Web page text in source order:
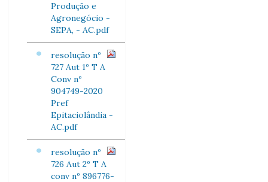
Produção e
Agronegócio -
SEPA, - AC.pdf
resolução nº
727 Aut 1º T A
Conv nº
904749-2020
Pref
Epitaciolândia -
AC.pdf
resolução nº
726 Aut 2º T A
conv nº 896776-